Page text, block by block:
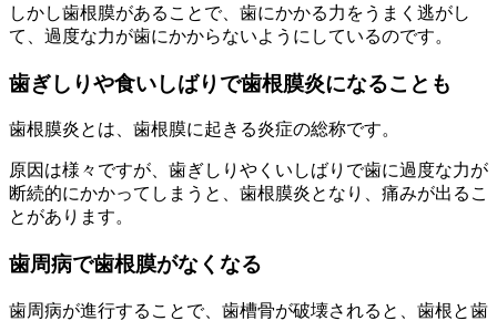
しかし歯根膜があることで、歯にかかる力をうまく逃がし
て、過度な力が歯にかからないようにしているのです。
歯ぎしりや食いしばりで歯根膜炎になることも
歯根膜炎とは、歯根膜に起きる炎症の総称です。
原因は様々ですが、歯ぎしりやくいしばりで歯に過度な力が
断続的にかかってしまうと、歯根膜炎となり、痛みが出るこ
とがあります。
歯周病で歯根膜がなくなる
歯周病が進行することで、歯槽骨が破壊されると、歯根と歯